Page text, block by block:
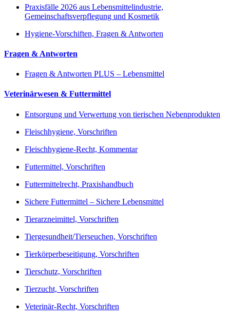
Praxisfälle 2026 aus Lebensmittelindustrie,
Gemeinschaftsverpflegung und Kosmetik
Hygiene-Vorschiften, Fragen & Antworten
Fragen & Antworten
Fragen & Antworten PLUS – Lebensmittel
Veterinärwesen & Futtermittel
Entsorgung und Verwertung von tierischen Nebenprodukten
Fleischhygiene, Vorschriften
Fleischhygiene-Recht, Kommentar
Futtermittel, Vorschriften
Futtermittelrecht, Praxishandbuch
Sichere Futtermittel – Sichere Lebensmittel
Tierarzneimittel, Vorschriften
Tiergesundheit/Tierseuchen, Vorschriften
Tierkörperbeseitigung, Vorschriften
Tierschutz, Vorschriften
Tierzucht, Vorschriften
Veterinär-Recht, Vorschriften